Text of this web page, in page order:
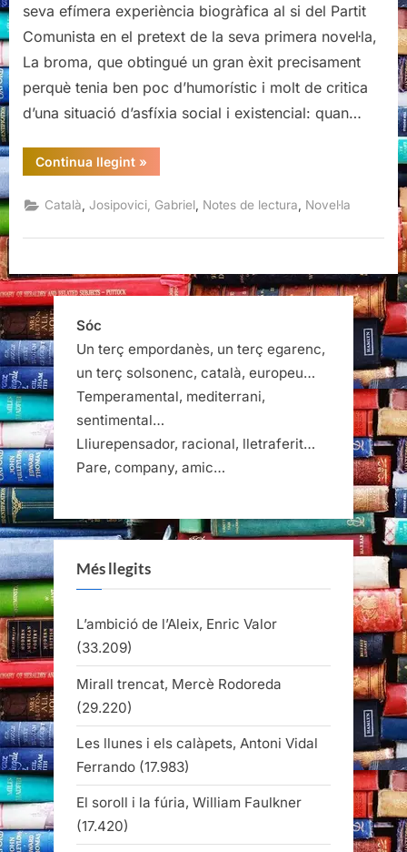
seva efímera experiència biogràfica al si del Partit
Comunista en el pretext de la seva primera novel·la,
La broma, que obtingué un gran èxit precisament
perquè tenia ben poc d’humorístic i molt de critica
d’una situació d’asfíxia social i existencial: quan…
Continua llegint“Era
broma,
Josipovici”
»
Català ,Josipovici, Gabriel Notes de lectura Novel·la
Sóc
Un terç empordanès, un terç egarenc,
un terç solsonenc, català, europeu…
Temperamental, mediterrani,
sentimental…
Lliurepensador, racional, lletraferit…
Pare, company, amic…
Més llegits
L’ambició de l’Aleix, Enric Valor
(33.209)
Mirall trencat, Mercè Rodoreda
(29.220)
Les llunes i els calàpets, Antoni Vidal
Ferrando (17.983)
El soroll i la fúria, William Faulkner
(17.420)